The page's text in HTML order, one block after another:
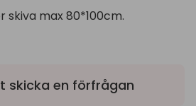
skiva max 80*100cm.
skicka en förfrågan